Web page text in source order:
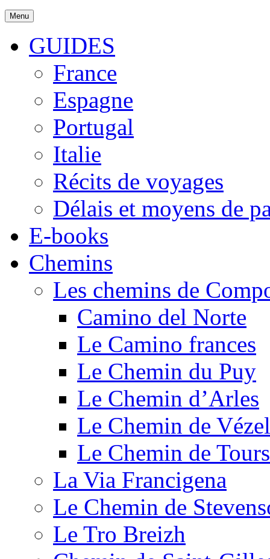
Menu
GUIDES
France
Espagne
Portugal
Italie
Récits de voyages
Délais et moyens de
E-books
Chemins
Les chemins de
Camino del Norte
Le Camino frances
Le Chemin du Puy
Le Chemin d’Arles
Le Chemin de
Le Chemin de Tours
La Via Francigena
Le Chemin de
Le Tro Breizh